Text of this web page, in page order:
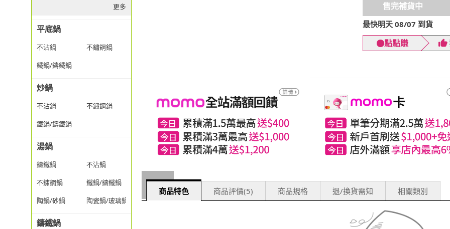
更多
平底鍋
不沾鍋
不鏽鋼鍋
鐵鍋/鑄鐵鍋
炒鍋
不沾鍋
不鏽鋼鍋
鐵鍋/鑄鐵鍋
湯鍋
鑄鐵鍋
不沾鍋
不鏽鋼鍋
鐵鍋/鑄鐵鍋
陶鍋/砂鍋
陶瓷鍋/玻璃鍋/透明鍋
鑄鐵鍋
售完補貨中
最快明天 08/07 到貨
點點賺
商品特色 商品評價(5) 商品規格 退/換貨需知 相關類別